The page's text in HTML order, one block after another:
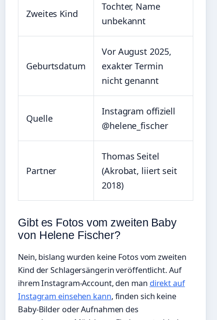
Zweites Kind
Tochter, Name
unbekannt
Geburtsdatum
Vor August 2025,
exakter Termin
nicht genannt
Quelle
Instagram offiziell
@helene_fischer
Partner
Thomas Seitel
(Akrobat, liiert seit
2018)
Gibt es Fotos vom zweiten Baby
von Helene Fischer?
Nein, bislang wurden keine Fotos vom zweiten
Kind der Schlagersängerin veröffentlicht. Auf
ihrem Instagram-Account, den man direkt auf
Instagram einsehen kann, finden sich keine
Baby-Bilder oder Aufnahmen des